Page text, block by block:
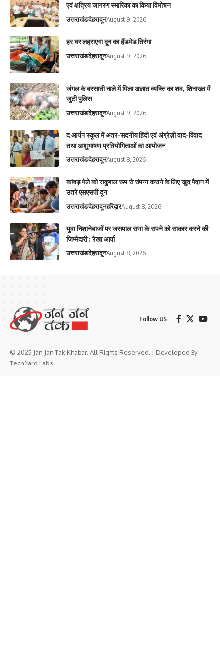
एवं क्षत्रिय जागरण स्मारिका का किया विमोचन
उत्तराखंडदेहरादूनAugust 9, 2026
हर घर लहराएगा दून का हैंडमेड तिरंगा
उत्तराखंडदेहरादूनAugust 9, 2026
​जंगल के बरसाती नाले में मिला अज्ञात व्यक्ति का शव, शिनाख्त में
जुटी पुलिस
उत्तराखंडदेहरादूनAugust 9, 2026
द आर्यन स्कूल में अंतर-सदनीय हिंदी एवं अंग्रेज़ी वाद-विवाद
तथा आशुभाषण प्रतियोगिताओं का आयोजन
उत्तराखंडदेहरादूनAugust 8, 2026
कांवड़ मेले को सकुशल रूप से संपन्न कराने के लिए खुद मैदान में
उतरे एसएसपी दून
उत्तराखंडदेहरादूनहरिद्वारAugust 8, 2026
युवा निशानेबाजों पर जसपाल राणा के सपने को साकार करने की
जिम्मेदारी : रेखा आर्या
उत्तराखंडदेहरादूनAugust 8, 2026
Follow US
© 2025 Jan Jan Tak Khabar. All Rights Reserved. | Developed By:
Tech Yard Labs